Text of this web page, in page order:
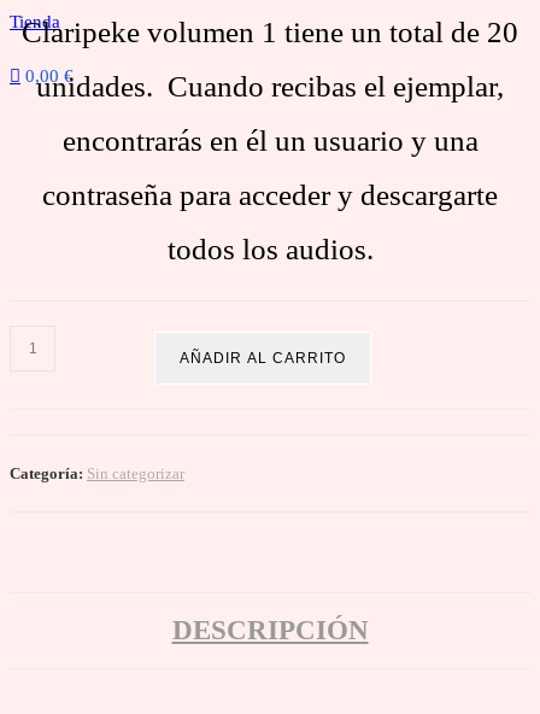
Tienda
0,00 €
Claripeke volumen 1 tiene un total de 20
unidades. Cuando recibas el ejemplar,
encontrarás en él un usuario y una
contraseña para acceder y descargarte
todos los audios.
Volumen
cantidad
AÑADIR AL CARRITO
Categoría: Sin categorizar
DESCRIPCIÓN
son
opcionales.
Son
para que
funcione la
podamos
y estructura